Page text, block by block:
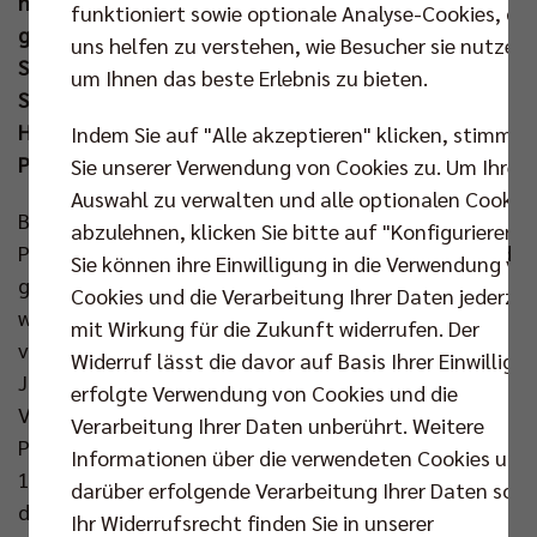
gegenüber, denn nur eine Mannschaft kann am
Samstag (23. Nov um 18.00 Uhr) in der Max-
Schmeling-Halle das Ticket für das DVV-Pokal-
Halbfinale buchen. Längst ist dieses Duell ein echter
Pokal-Klassiker.
BR Volles vs. SVG Lüneburg – das ist inzwischen eine
Paarung, die im DVV-Pokal wahnsinnige Matches und
große Geschichten hervorbrachte. In Niedersachsen
wird man nach der Auslosung vermutlich die Augen
verdreht haben, denn schon in den letzten zwei
Jahren musste man zu K.o.-Spielen im
Volleyballtempel antreten. Hin und her ging es im
Pokal-Halbfinale der Vorsaison, bis die Berliner mit
15:11 im Tiebreak die Nase vorn hatten. Noch
dramatischer war es vor ziemlich genau zwei Jahren,
funktioniert sowie optionale Analyse-Cookies, die
uns helfen zu verstehen, wie Besucher sie nutzen,
um Ihnen das beste Erlebnis zu bieten.
Indem Sie auf "Alle akzeptieren" klicken, stimmen
Sie unserer Verwendung von Cookies zu. Um Ihre
Auswahl zu verwalten und alle optionalen Cookies
abzulehnen, klicken Sie bitte auf "Konfigurieren".
Sie können ihre Einwilligung in die Verwendung
Cookies und die Verarbeitung Ihrer Daten
mit Wirkung für die Zukunft widerrufen. Der
Widerruf lässt die davor auf Basis Ihrer
erfolgte Verwendung von Cookies und die
Verarbeitung Ihrer Daten unberührt. Weitere
Informationen über die verwendeten Cookies und
darüber erfolgende Verarbeitung Ihrer Daten
Ihr Widerrufsrecht finden Sie in unserer